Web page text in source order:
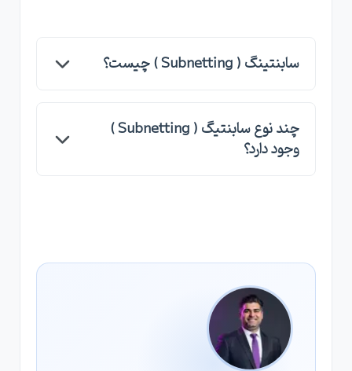
سابنتینگ ( Subnetting ) چیست؟
بر روی محدوده های آدرس IP برای خارج کردن یا
ساختن یک محدوده یا رنج آیپی جدید گفته می
چند نوع سابنتیگ ( Subnetting )
وجود دارد؟